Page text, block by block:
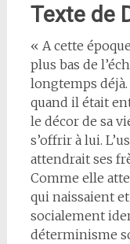
Texte de
« A cette
plus bas de
longtemps déjà.
quand il était
le décor de sa
s’offrir à lui.
attendrait ses
Comme elle
qui naissaient
socialement
déterminisme